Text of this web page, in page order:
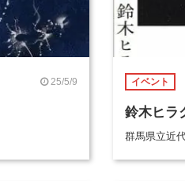
25/5/9 イベント
鈴木ヒラ
群馬県立近